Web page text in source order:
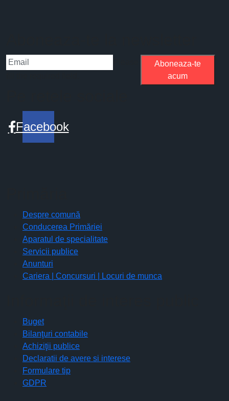
Aboneaza-te
acum
Facebook
Despre comună
Conducerea Primăriei
Aparatul de specialitate
Servicii publice
Anunturi
Cariera | Concursuri | Locuri de munca
Buget
Bilanţuri contabile
Achiziţii publice
Declaratii de avere si interese
Formulare tip
GDPR